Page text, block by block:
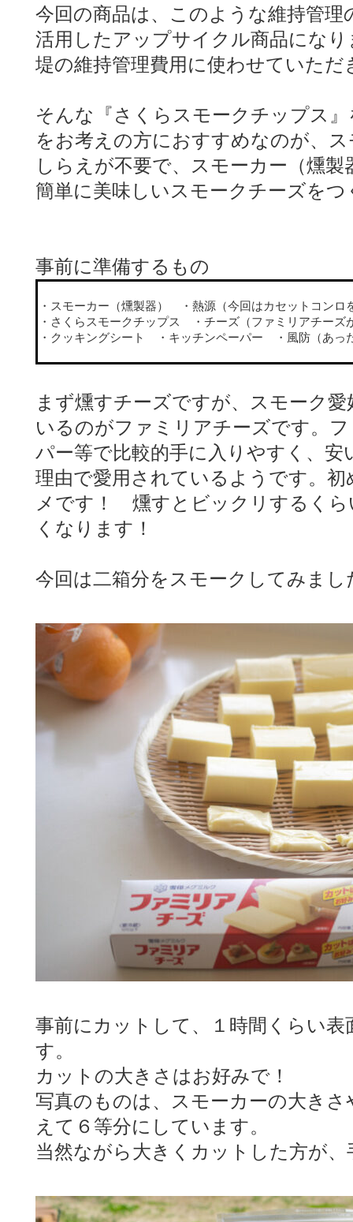
今回の商品は、このような維持管理
活用したアップサイクル商品にな
堤の維持管理費用に使わせていただ
そんな『さくらスモークチップス
をお考えの方におすすめなのが、
しらえが不要で、スモーカー（燻
簡単に美味しいスモークチーズを
事前に準備するもの
・スモーカー（燻製器） ・熱源（今回はカセットコンロ
・さくらスモークチップス ・チーズ（ファミリアチー
・クッキングシート ・キッチンペーパー ・風防（あっ
まず燻すチーズですが、スモーク
いるのがファミリアチーズです。
パー等で比較的手に入りやすく、
理由で愛用されているようです。
メです！ 燻すとビックリするくら
くなります！
今回は二箱分をスモークしてみまし
事前にカットして、１時間くらい
す。
カットの大きさはお好みで！
写真のものは、スモーカーの大き
えて６等分にしています。
当然ながら大きくカットした方が